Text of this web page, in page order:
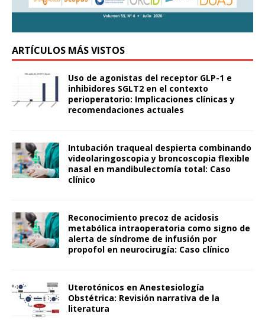
ARTÍCULOS MÁS VISTOS
Uso de agonistas del receptor GLP-1 e
inhibidores SGLT2 en el contexto
perioperatorio: Implicaciones clínicas y
recomendaciones actuales
Intubación traqueal despierta combinando
videolaringoscopia y broncoscopia flexible
nasal en mandibulectomía total: Caso
clínico
Reconocimiento precoz de acidosis
metabólica intraoperatoria como signo de
alerta de síndrome de infusión por
propofol en neurocirugía: Caso clínico
Uterotónicos en Anestesiología
Obstétrica: Revisión narrativa de la
literatura